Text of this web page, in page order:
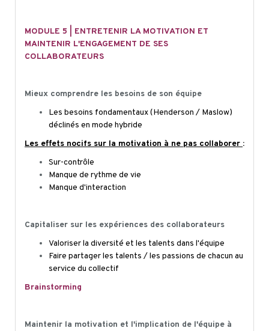
MODULE 5 | ENTRETENIR LA MOTIVATION ET
MAINTENIR L'ENGAGEMENT DE SES
COLLABORATEURS
Mieux comprendre les besoins de son équipe
Les besoins fondamentaux (Henderson / Maslow)
déclinés en mode hybride
Les effets nocifs sur la motivation à ne pas collaborer :
Sur-contrôle
Manque de rythme de vie
Manque d'interaction
Capitaliser sur les expériences des collaborateurs
Valoriser la diversité et les talents dans l'équipe
Faire partager les talents / les passions de chacun au
service du collectif
Brainstorming
Maintenir la motivation et l'implication de l'équipe à